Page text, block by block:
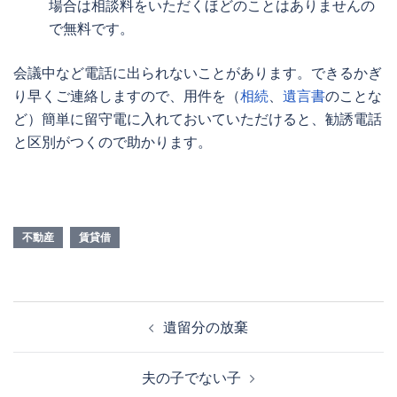
場合は相談料をいただくほどのことはありませんの
で無料です。
会議中など電話に出られないことがあります。できるかぎ
り早くご連絡しますので、用件を（相続、 遺言書のことな
ど）簡単に留守電に入れておいていただけると、勧誘電話
と区別がつくので助かります。
不動産 賃貸借
遺留分の放棄
夫の子でない子